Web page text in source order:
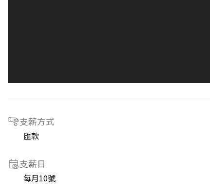
支薪方式
匯款
支薪日
每月10號